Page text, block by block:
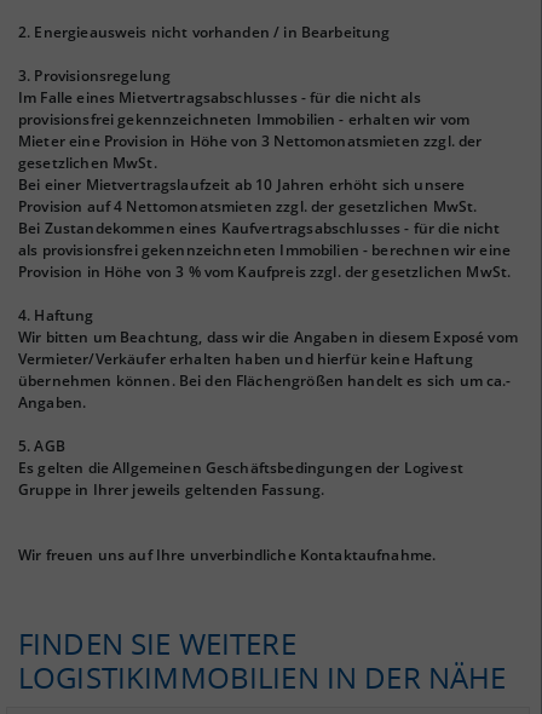
2. Energieausweis nicht vorhanden / in Bearbeitung
3. Provisionsregelung
Im Falle eines Mietvertragsabschlusses - für die nicht als
provisionsfrei gekennzeichneten Immobilien - erhalten wir vom
Mieter eine Provision in Höhe von 3 Nettomonatsmieten zzgl. der
gesetzlichen MwSt.
Bei einer Mietvertragslaufzeit ab 10 Jahren erhöht sich unsere
Provision auf 4 Nettomonatsmieten zzgl. der gesetzlichen MwSt.
Bei Zustandekommen eines Kaufvertragsabschlusses - für die nicht
als provisionsfrei gekennzeichneten Immobilien - berechnen wir eine
Provision in Höhe von 3 % vom Kaufpreis zzgl. der gesetzlichen MwSt.
4. Haftung
Wir bitten um Beachtung, dass wir die Angaben in diesem Exposé vom
Vermieter/Verkäufer erhalten haben und hierfür keine Haftung
übernehmen können. Bei den Flächengrößen handelt es sich um ca.-
Angaben.
5. AGB
Es gelten die Allgemeinen Geschäftsbedingungen der Logivest
Gruppe in Ihrer jeweils geltenden Fassung.
Wir freuen uns auf Ihre unverbindliche Kontaktaufnahme.
FINDEN SIE WEITERE
LOGISTIKIMMOBILIEN IN DER NÄHE